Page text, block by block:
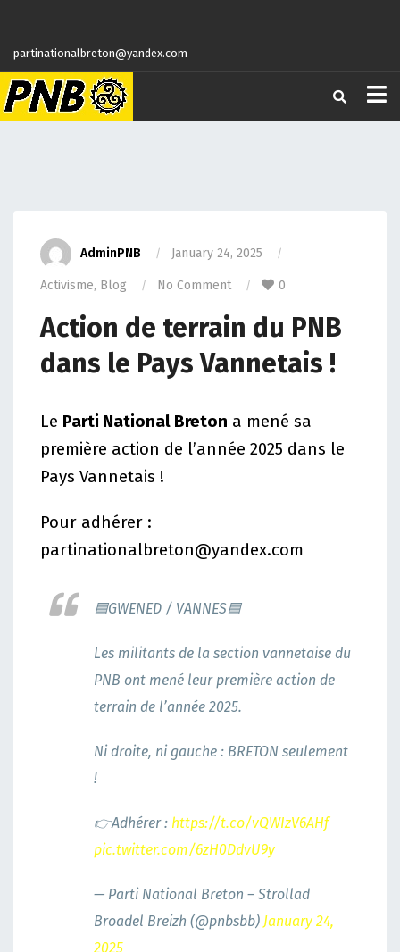
partinationalbreton@yandex.com
AdminPNB January 24, 2025
Activisme, Blog No Comment 0
Action de terrain du PNB
dans le Pays Vannetais !
Le Parti National Breton a mené sa
première action de l’année 2025 dans le
Pays Vannetais !
Pour adhérer :
partinationalbreton@yandex.com
🟦GWENED / VANNES🟦
Les militants de la section vannetaise du
PNB ont mené leur première action de
terrain de l’année 2025.
Ni droite, ni gauche : BRETON seulement
!
👉Adhérer : https://t.co/vQWIzV6AHf
pic.twitter.com/6zH0DdvU9y
— Parti National Breton – Strollad
Broadel Breizh (@pnbsbb) January 24,
2025